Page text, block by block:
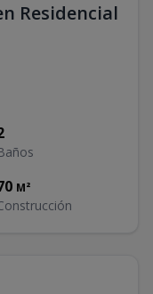
Residencial
M²